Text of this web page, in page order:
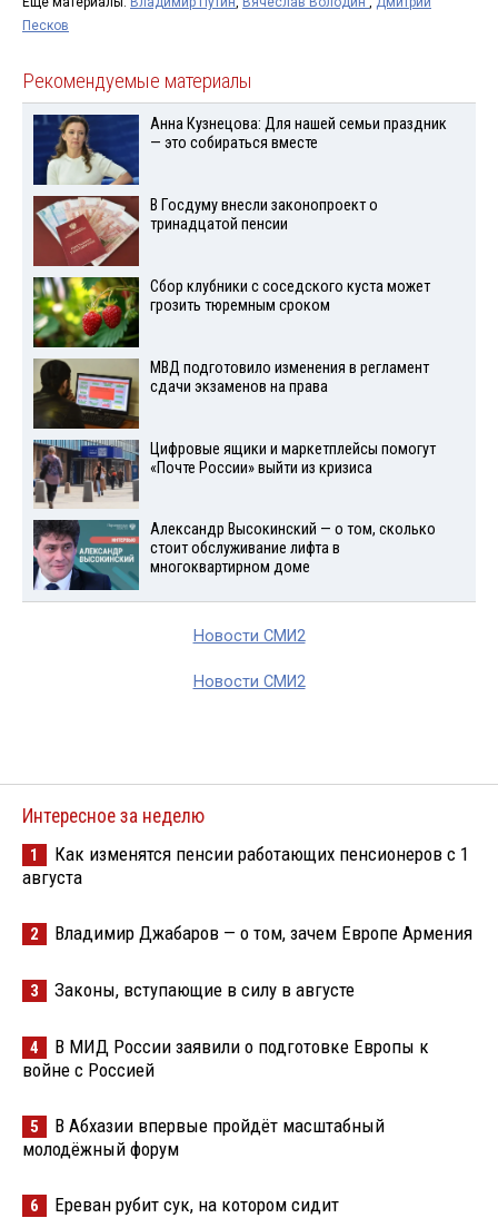
Песков
Рекомендуемые материалы
Анна Кузнецова: Для нашей семьи праздник
— это собираться вместе
В Госдуму внесли законопроект о
тринадцатой пенсии
Сбор клубники с соседского куста может
грозить тюремным сроком
МВД подготовило изменения в регламент
сдачи экзаменов на права
Цифровые ящики и маркетплейсы помогут
«Почте России» выйти из кризиса
Александр Высокинский — о том, сколько
стоит обслуживание лифта в
многоквартирном доме
Новости СМИ2
Новости СМИ2
Интересное за неделю
1
Как изменятся пенсии работающих пенсионеров с 1
августа
2 Владимир Джабаров — о том, зачем Европе Армения
3 Законы, вступающие в силу в августе
4
В МИД России заявили о подготовке Европы к
войне с Россией
5
В Абхазии впервые пройдёт масштабный
молодёжный форум
6 Ереван рубит сук, на котором сидит